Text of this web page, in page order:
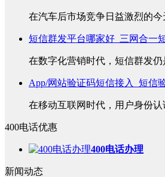
在汽车后市场竞争日益激烈的今
短信群发平台哪家好_三网合一
在数字化营销时代，短信群发仍
App/网站验证码短信接入_短信
在移动互联网时代，用户身份认
400电话优惠
400电话办理
新闻动态